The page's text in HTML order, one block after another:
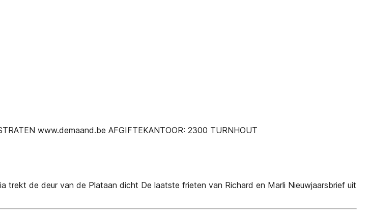
www.demaand.be AFGIFTEKANTOOR: 2300 TURNHOUT
trekt de deur van de Plataan dicht De laatste frieten van Richard en Marli Nieuwjaarsbrief uit